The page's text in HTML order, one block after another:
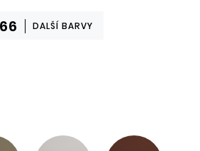
DALŠÍ BARVY